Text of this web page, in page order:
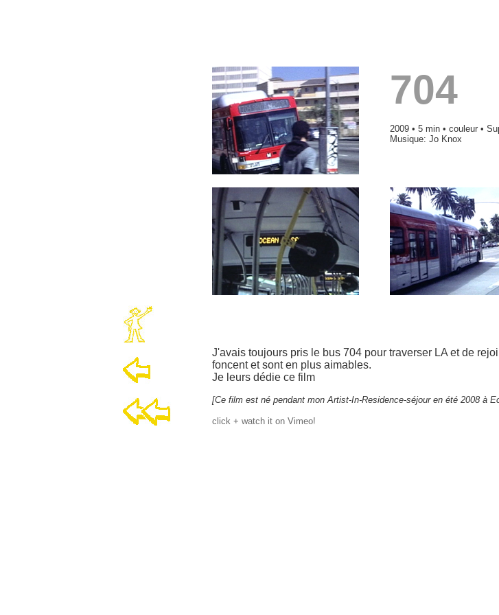
704
2009 • 5 min • couleur •
Musique: Jo Knox
J'avais toujours pris le bus 704 pour traverser LA et de
foncent et sont en plus aimables.
Je leurs dédie ce film
[Ce film est né pendant mon Artist-In-Residence-séjour en été 2008 à
click + watch it on Vimeo!